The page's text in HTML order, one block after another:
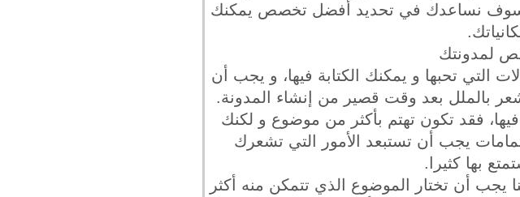
سوف نساعدك في تحديد أفضل تخصص يمكنك
لمدونتك
التي تحبها و يمكنك الكتابة فيها، و يجب أن
بالملل بعد وقت قصير من إنشاء المدونة.
فيها، فقد تكون تهتم بأكثر من موضوع و لكنك
يجب أن تستبعد الأمور التي تشعرك
بها كثيرا.
أن تختار الموضوع الذي تتمكن منه أكثر